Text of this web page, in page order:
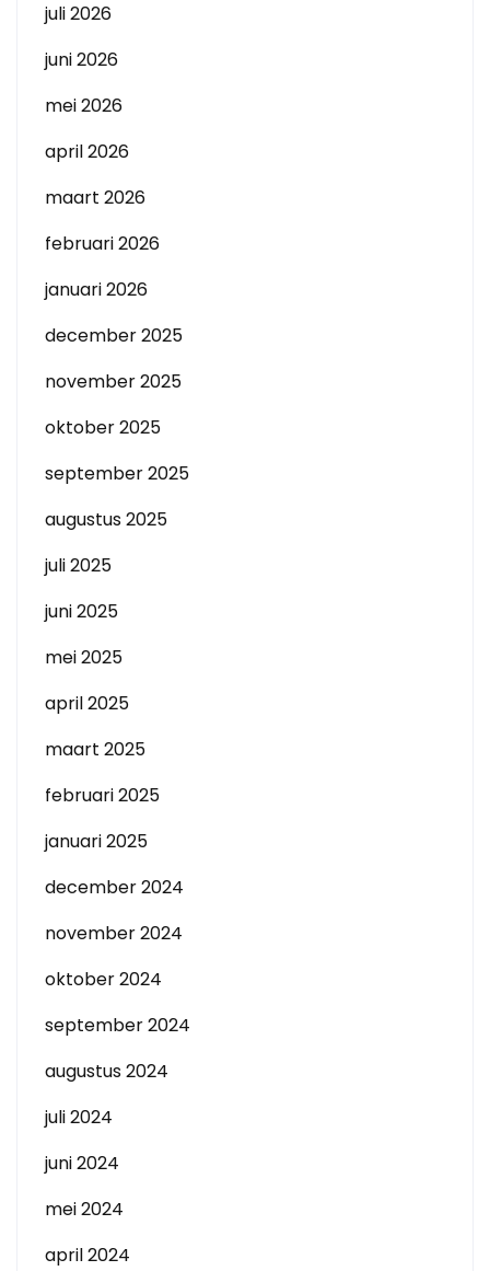
juli 2026
juni 2026
mei 2026
april 2026
maart 2026
februari 2026
januari 2026
december 2025
november 2025
oktober 2025
september 2025
augustus 2025
juli 2025
juni 2025
mei 2025
april 2025
maart 2025
februari 2025
januari 2025
december 2024
november 2024
oktober 2024
september 2024
augustus 2024
juli 2024
juni 2024
mei 2024
april 2024